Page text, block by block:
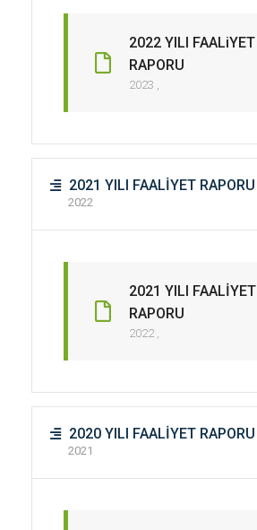
2022 YILI FAALiYET
RAPORU
2023 ,
2021 YILI FAALİYET RAPORU
2022
2021 YILI FAALİYET
RAPORU
2022 ,
2020 YILI FAALİYET RAPORU
2021